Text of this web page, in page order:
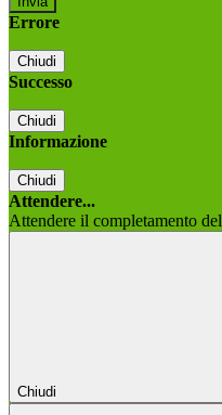
Errore
Chiudi
Successo
Chiudi
Informazione
Chiudi
Attendere...
Attendere il completamento
Chiudi